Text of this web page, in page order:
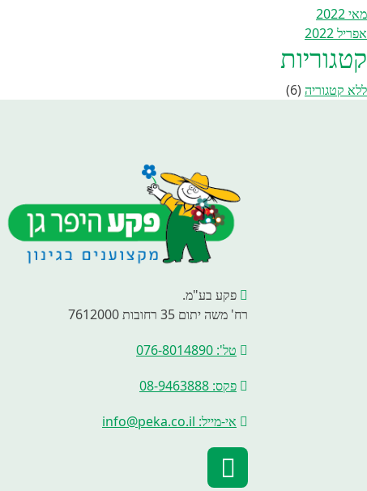
מאי 2022
אפריל 2022
קטגוריות
ללא קטגוריה(6)
פקע בע"מ.
רח' משה יתום 35 רחובות 7612000
טל': 076-8014890
פקס: 08-9463888
אי-מייל: info@peka.co.il